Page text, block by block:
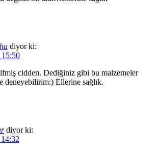
diyor ki:
cidden. Dediğiniz gibi bu malzemeler
deneyebilirim:) Ellerine sağlık.
diyor ki: